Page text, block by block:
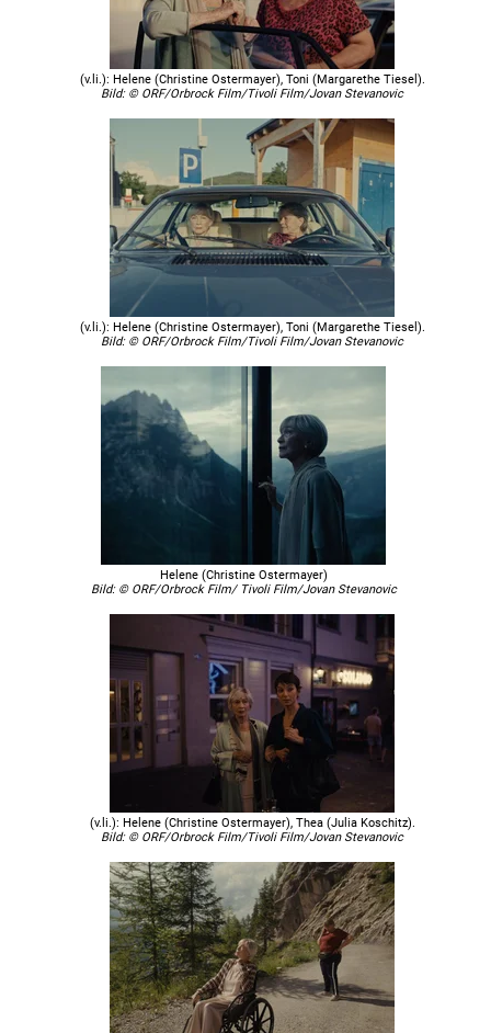
(v.li.): Helene (Christine Ostermayer), Toni (Margarethe Tiesel).
Bild: © ORF/Orbrock Film/Tivoli Film/Jovan Stevanovic
(v.li.): Helene (Christine Ostermayer), Toni (Margarethe Tiesel).
Bild: © ORF/Orbrock Film/Tivoli Film/Jovan Stevanovic
Helene (Christine Ostermayer)
Bild: © ORF/Orbrock Film/ Tivoli Film/Jovan Stevanovic
(v.li.): Helene (Christine Ostermayer), Thea (Julia Koschitz).
Bild: © ORF/Orbrock Film/Tivoli Film/Jovan Stevanovic